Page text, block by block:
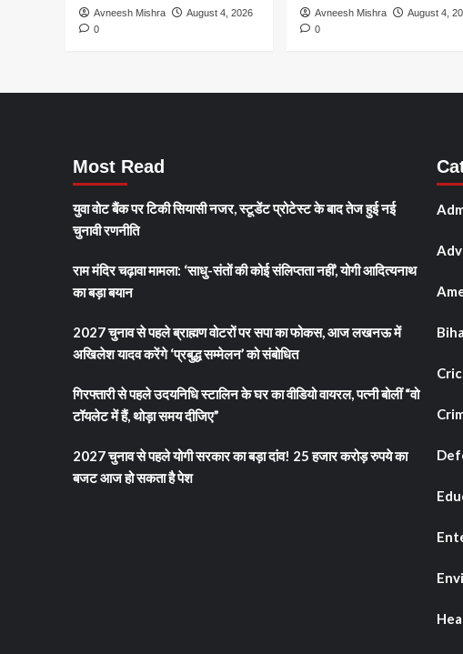
Avneesh Mishra
August 4, 2026
0
Avneesh Mishra
August 4,
0
Most Read
युवा वोट बैंक पर टिकी सियासी नजर, स्टूडेंट प्रोटेस्ट के बाद तेज हुई नई
चुनावी रणनीति
राम मंदिर चढ़ावा मामला: ‘साधु-संतों की कोई संलिप्तता नहीं’, योगी आदित्यनाथ
का बड़ा बयान
2027 चुनाव से पहले ब्राह्मण वोटरों पर सपा का फोकस, आज लखनऊ में
अखिलेश यादव करेंगे ‘प्रबुद्ध सम्मेलन’ को संबोधित
गिरफ्तारी से पहले उदयनिधि स्टालिन के घर का वीडियो वायरल, पत्नी बोलीं “वो
टॉयलेट में हैं, थोड़ा समय दीजिए”
2027 चुनाव से पहले योगी सरकार का बड़ा दांव! 25 हजार करोड़ रुपये का
बजट आज हो सकता है पेश